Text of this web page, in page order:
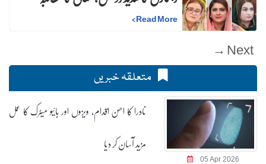
Read More
>
Next →
متعلقہ خبریں
05 Apr 2026
نادرا کا احسن اقدام، ویزوں اور بائیو میٹرک کا عمل
مزید آسان کر دیا